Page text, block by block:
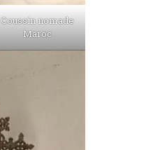
Coussin nomade
Maroc